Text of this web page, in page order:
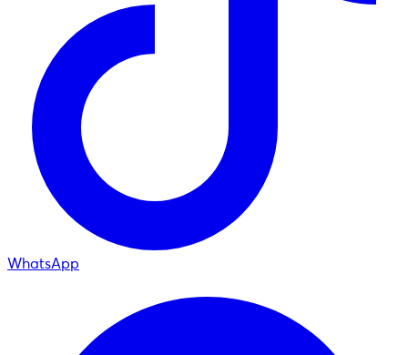
WhatsApp